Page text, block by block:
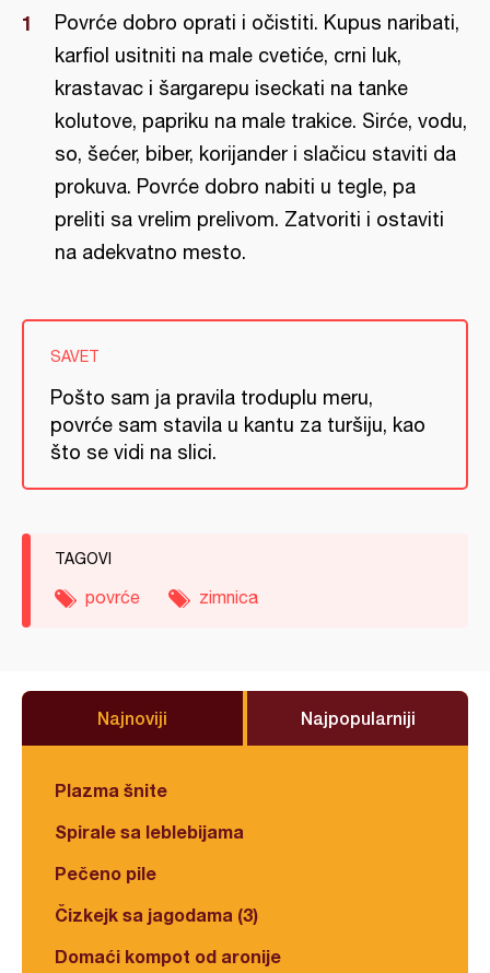
Povrće dobro oprati i očistiti. Kupus naribati,
karfiol usitniti na male cvetiće, crni luk,
krastavac i šargarepu iseckati na tanke
kolutove, papriku na male trakice. Sirće, vodu,
so, šećer, biber, korijander i slačicu staviti da
prokuva. Povrće dobro nabiti u tegle, pa
preliti sa vrelim prelivom. Zatvoriti i ostaviti
na adekvatno mesto.
SAVET
Pošto sam ja pravila troduplu meru,
povrće sam stavila u kantu za turšiju, kao
što se vidi na slici.
TAGOVI
povrće zimnica
Najnoviji Najpopularniji
Plazma šnite
Spirale sa leblebijama
Pečeno pile
Čizkejk sa jagodama (3)
Domaći kompot od aronije